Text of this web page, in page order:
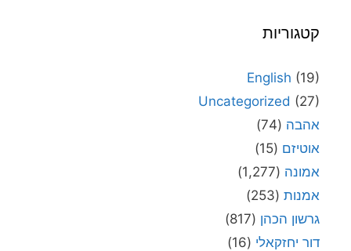
קטגוריות
English (19)
Uncategorized (27)
אהבה (74)
אוטיזם (15)
אמונה (1,277)
אמנות (253)
גרשון הכהן (817)
דור יחזקאלי (16)